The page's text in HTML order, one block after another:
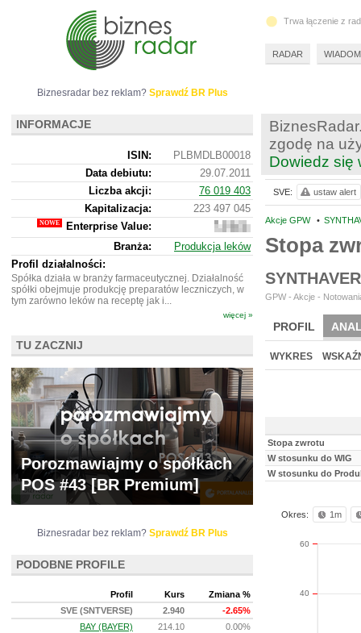
zgodę na
Dowiedz się
Akcje GPW •
Stopa
GPW - Akcje -
PROFIL
WYCENA BR
WYKRES
Stopa zwrotu
W stosunku do WIG
W stosunku do
Okres: 1m
40
60
SVE: ustaw alert
Biznesradar bez reklam? Sprawdź BR Plus
INFORMACJE
ISIN:
PLBMDLB00018
Data debiutu:
29.07.2011
Liczba akcji:
76 019 403
Kapitalizacja:
223 497 045
Enterprise Value:
305
822
045
Branża:
Produkcja leków
Profil działalności:
Spółka działa w branży farmaceutycznej. Działalność
spółki obejmuje produkcję preparatów leczniczych, w
tym zarówno leków na receptę jak i...
więcej »
TU ZACZNIJ
Porozmawiajmy o spółkach
POS #43 [BR Premium]
Biznesradar bez reklam? Sprawdź BR Plus
PODOBNE PROFILE
Profil Kurs
Zmiana %
SVE (SNTVERSE)
2.940
-2.65%
BAY (BAYER)
214.10
0.00%
Trwa łączenie z
RADAR